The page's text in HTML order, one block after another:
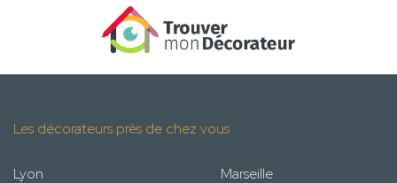
Les décorateurs près de chez vous
Lyon Marseille